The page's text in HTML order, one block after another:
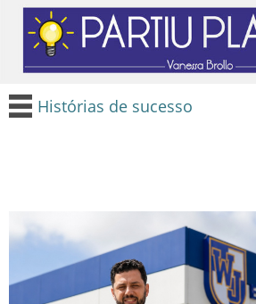
Histórias de sucesso